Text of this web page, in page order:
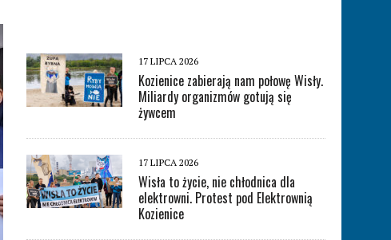
17 LIPCA 2026
Kozienice zabierają nam połowę Wisły.
Miliardy organizmów gotują się
żywcem
17 LIPCA 2026
Wisła to życie, nie chłodnica dla
elektrowni. Protest pod Elektrownią
Kozienice